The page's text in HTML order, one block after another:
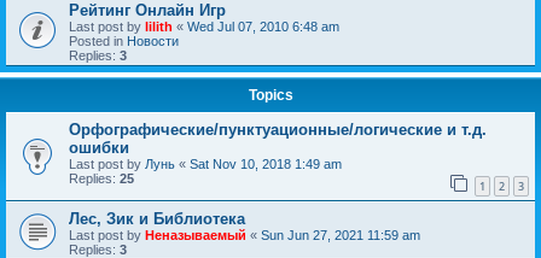
Рейтинг Онлайн Игр
Last post by lilith « Wed Jul 07, 2010 6:48 am
Posted in Новости
Replies: 3
Topics
Орфографические/пунктуационные/логические и т.д.
ошибки
Last post by Лунь « Sat Nov 10, 2018 1:49 am
Replies: 25 1 2 3
Лес, Зик и Библиотека
Last post by Неназываемый « Sun Jun 27, 2021 11:59 am
Replies: 3